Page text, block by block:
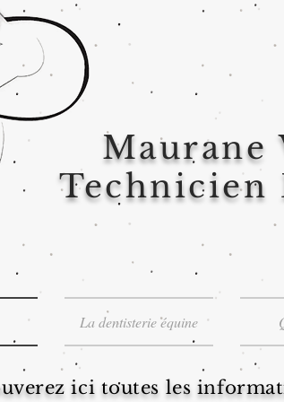
Maurane
Technicien
ici toutes les
La dentisterie équine